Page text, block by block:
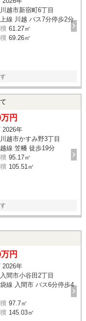
越市新宿町6丁目
線 川越 バス7分停歩2分
61.27㎡
69.26㎡
円
2026年
越市かすみ野3丁目
線 笠幡 徒歩19分
95.17㎡
105.51㎡
円
2026年
間市小谷田2丁目
線 入間市 バス6分停歩4
97.7㎡
145.03㎡